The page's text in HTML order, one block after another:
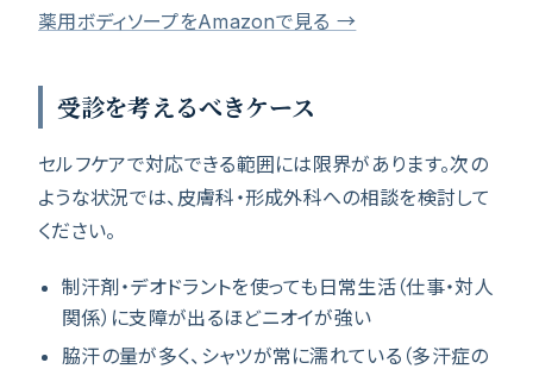
薬用ボディソープをAmazonで見る →
受診を考えるべきケース
セルフケアで対応できる範囲には限界があります。次の
ような状況では、皮膚科・形成外科への相談を検討して
ください。
制汗剤・デオドラントを使っても日常生活（仕事・対人
関係）に支障が出るほどニオイが強い
脇汗の量が多く、シャツが常に濡れている（多汗症の